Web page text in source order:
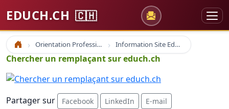
EDUCH.CH 🇨🇭
Accueil Orientation Professionnelle Information Site Educh.ch
Chercher un remplaçant sur educh.ch
Partager sur Facebook LinkedIn E-mail